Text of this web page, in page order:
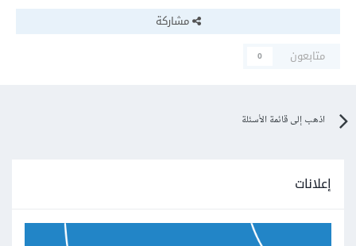
مشاركة
متابعون
0
اذهب إلى قائمة الأسئلة
إعلانات